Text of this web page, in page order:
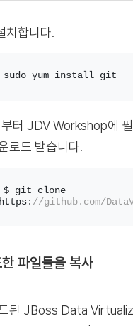
치합니다.
sudo yum install git
터 JDV Workshop에
로드 받습니다.
$ git clone
https: //github.com/
파일들을 복사
된 JBoss Data